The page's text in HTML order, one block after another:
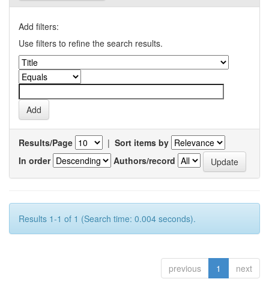
Add filters:
Use filters to refine the search results.
Results/Page | Sort items by
In order
Authors/record
Results 1-1 of 1 (Search time: 0.004 seconds).
previous 1 next